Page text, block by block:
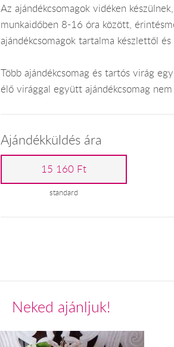
Az ajándékcsomagok vidéken
munkaidőben 8-16 óra között,
ajándékcsomagok tartalma készlettől
Több ajándékcsomag és tartós virág
élő virággal együtt ajándékcsomag
Ajándékküldés ára
15 160 Ft
standard
Neked ajánljuk!